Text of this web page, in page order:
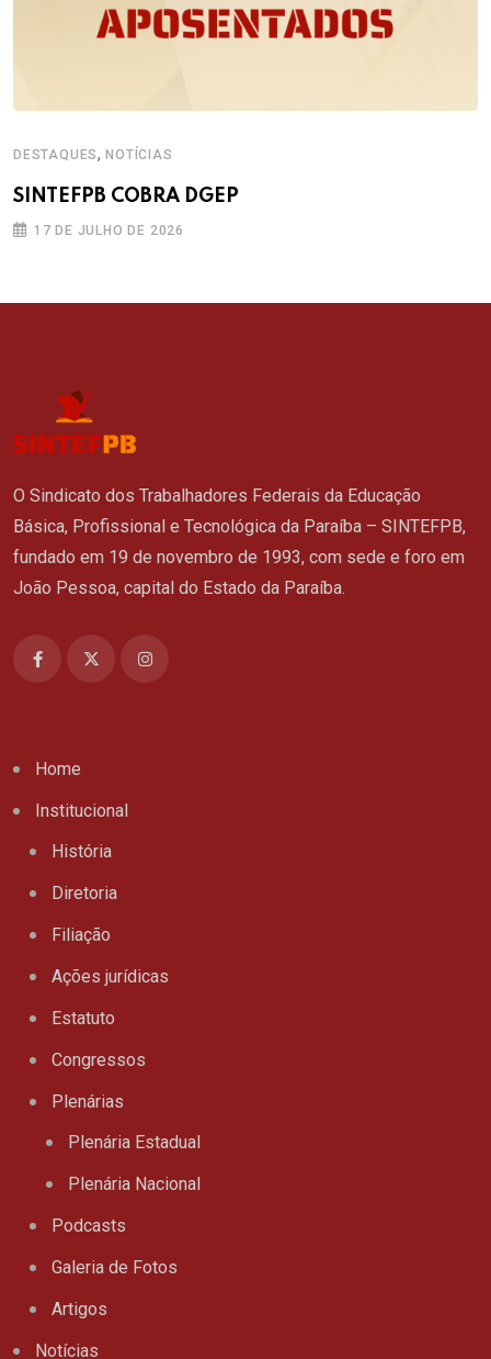
DESTAQUES,NOTÍCIAS
SINTEFPB COBRA DGEP
17 DE JULHO DE 2026
O Sindicato dos Trabalhadores Federais da Educação
Básica, Profissional e Tecnológica da Paraíba – SINTEFPB,
fundado em 19 de novembro de 1993, com sede e foro em
João Pessoa, capital do Estado da Paraíba.
Home
Institucional
História
Diretoria
Filiação
Ações jurídicas
Estatuto
Congressos
Plenárias
Plenária Estadual
Plenária Nacional
Podcasts
Galeria de Fotos
Artigos
Notícias